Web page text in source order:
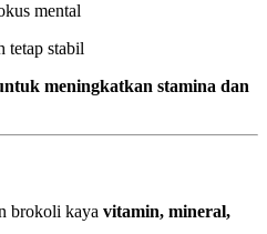
mental
tetap stabil
meningkatkan stamina dan
brokoli kaya vitamin, mineral,